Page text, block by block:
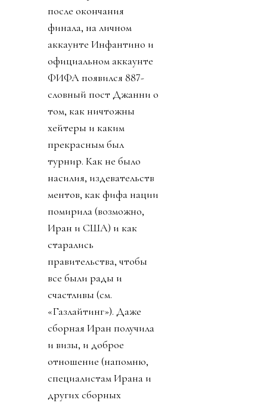
после окончания
финала, на личном
аккаунте Инфантино и
официальном аккаунте
ФИФА появился 887-
словный пост Джанни о
том, как ничтожны
хейтеры и каким
прекрасным был
турнир. Как не было
насилия, издевательств
ментов, как фифа нации
помирила (возможно,
Иран и США) и как
старались
правительства, чтобы
все были рады и
счастливы (см.
«Газлайтинг»). Даже
сборная Иран получила
и визы, и доброе
отношение (напомню,
специалистам Ирана и
других сборных